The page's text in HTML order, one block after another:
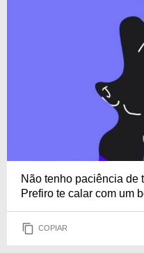
Não tenho paciência de
Prefiro te calar com um
COPIAR